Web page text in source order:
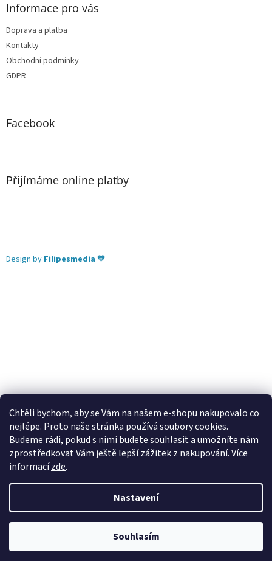
Chtěli bychom, aby se Vám na našem e-shopu nakupovalo co
nejlépe. Proto naše stránka používá soubory cookies.
Budeme rádi, pokud s nimi budete souhlasit a umožníte nám
zprostředkovat Vám ještě lepší zážitek z nakupování.Více
informacízde.
Nastavení
Souhlasím
Informace pro vás
Doprava a platba
Kontakty
Obchodní podmínky
GDPR
Facebook
Přijímáme online platby
Design by Filipesmedia 🧡
Lekva nábytek ubytování pod Pálavou kování Tulip
úchytky Gamet
úchytky Siro Blum - perfecting motion
Vytvořil Shoptet
Vše pro truhláře.cz. Všechna práva vyhrazena.